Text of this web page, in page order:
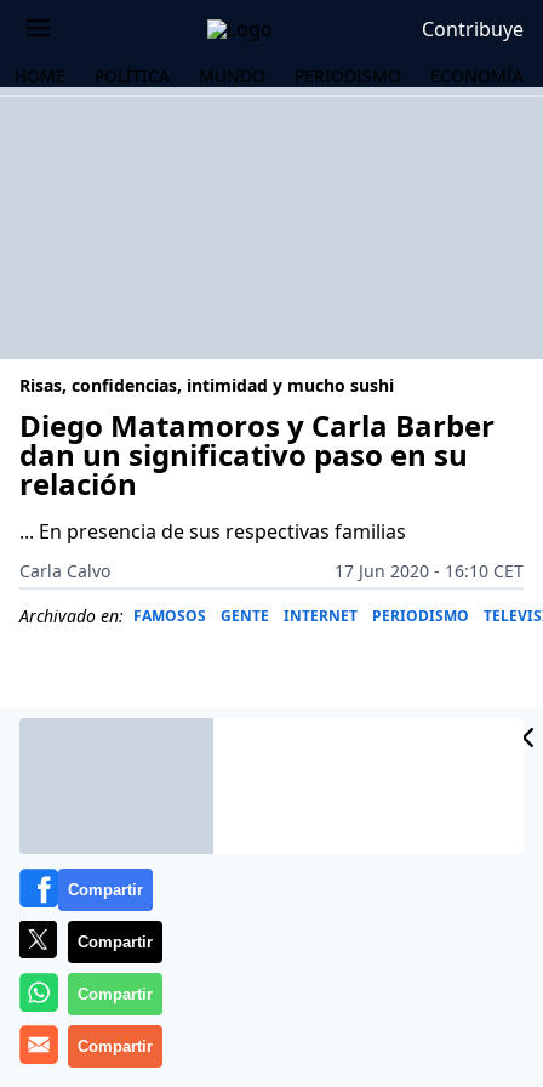
Contribuye
HOME POLÍTICA MUNDO PERIODISMO ECONOMÍA
Risas, confidencias, intimidad y mucho sushi
Diego Matamoros y Carla Barber
dan un significativo paso en su
relación
... En presencia de sus respectivas familias
Carla Calvo
17 Jun 2020 - 16:10 CET
Archivado en: FAMOSOS GENTE INTERNET PERIODISMO
Más información
Compartir
Compartir
Compartir
Compartir